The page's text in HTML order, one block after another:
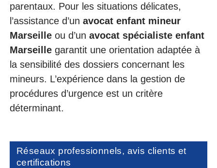
parentaux. Pour les situations délicates,
l’assistance d’un avocat enfant mineur
Marseille ou d’un avocat spécialiste enfant
Marseille garantit une orientation adaptée à
la sensibilité des dossiers concernant les
mineurs. L’expérience dans la gestion de
procédures d’urgence est un critère
déterminant.
Réseaux professionnels, avis clients et
certifications